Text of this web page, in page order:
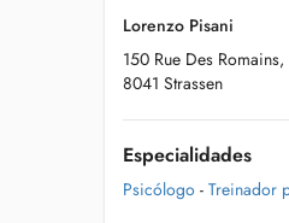
Lorenzo Pisani
150 Rue Des Romains,
8041 Strassen
Especialidades
Psicólogo - Treinador